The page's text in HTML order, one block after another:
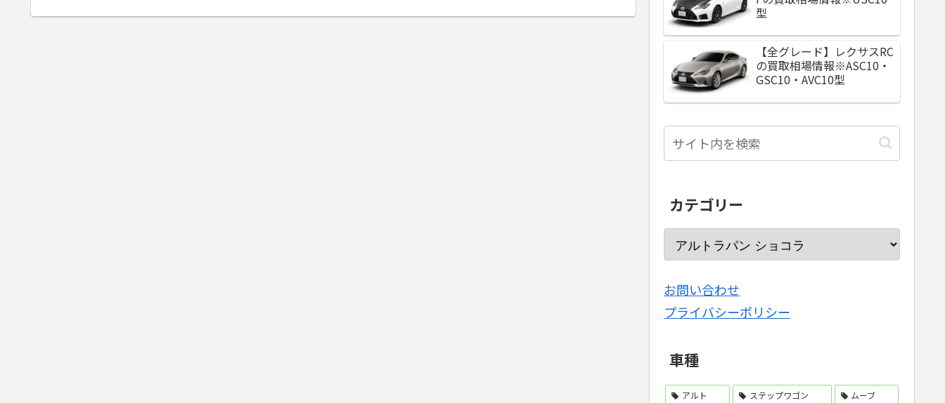
型
【全グレード】レクサスRC
の買取相場情報※ASC10・
GSC10・AVC10型
カテゴリー
お問い合わせ
プライバシーポリシー
車種
アルト ステップワゴン
ムーブ